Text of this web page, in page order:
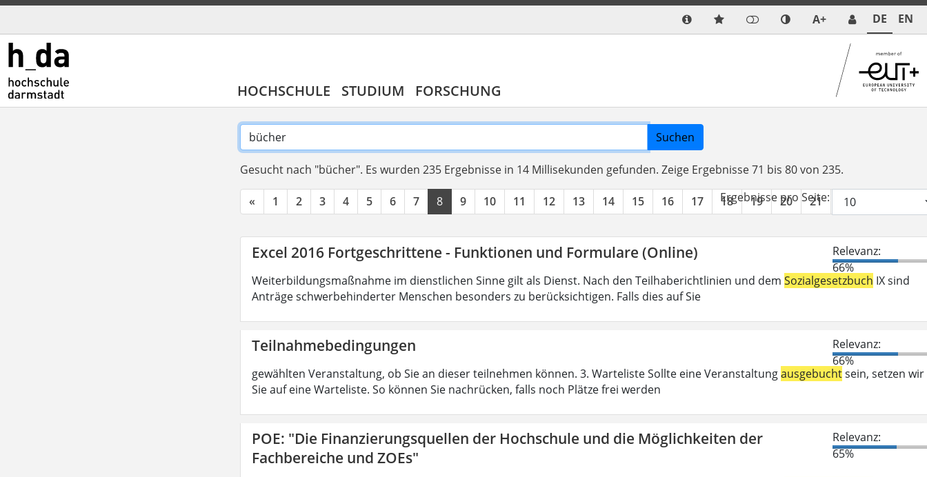
A+ DE EN
HOCHSCHULE STUDIUM FORSCHUNG
Suchen
Gesucht nach "bücher". Es wurden 235 Ergebnisse in 14 Millisekunden gefunden. Zeige Ergebnisse 71 bis 80 von 235.
« 1 2 3 4 5 6 7 8 9 10 11 12 13 14 15 16 17 18 19 20 21 22
Ergebnisse pro Seite:
Excel 2016 Fortgeschrittene - Funktionen und Formulare (Online)
Relevanz:
66%
Weiterbildungsmaßnahme im dienstlichen Sinne gilt als Dienst. Nach den Teilhaberichtlinien und dem Sozialgesetzbuch IX sind
Anträge schwerbehinderter Menschen besonders zu berücksichtigen. Falls dies auf Sie
Teilnahmebedingungen
Relevanz:
66%
gewählten Veranstaltung, ob Sie an dieser teilnehmen können. 3. Warteliste Sollte eine Veranstaltungausgebuchtsein, setzen wir
Sie auf eine Warteliste. So können Sie nachrücken, falls noch Plätze frei werden
POE: "Die Finanzierungsquellen der Hochschule und die Möglichkeiten der
Fachbereiche und ZOEs"
Relevanz:
65%